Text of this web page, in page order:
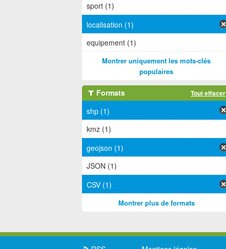
sport (1)
localisation (1)
equipement (1)
Montrer uniquement les mots-clés
populaires
Formats Tout effacer
shp (1)
kmz (1)
geojson (1)
JSON (1)
CSV (1)
Montrer plus de formats